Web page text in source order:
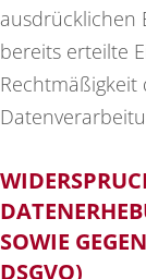
ausdrücklichen
bereits erteilte
SOWIE
DSGVO)